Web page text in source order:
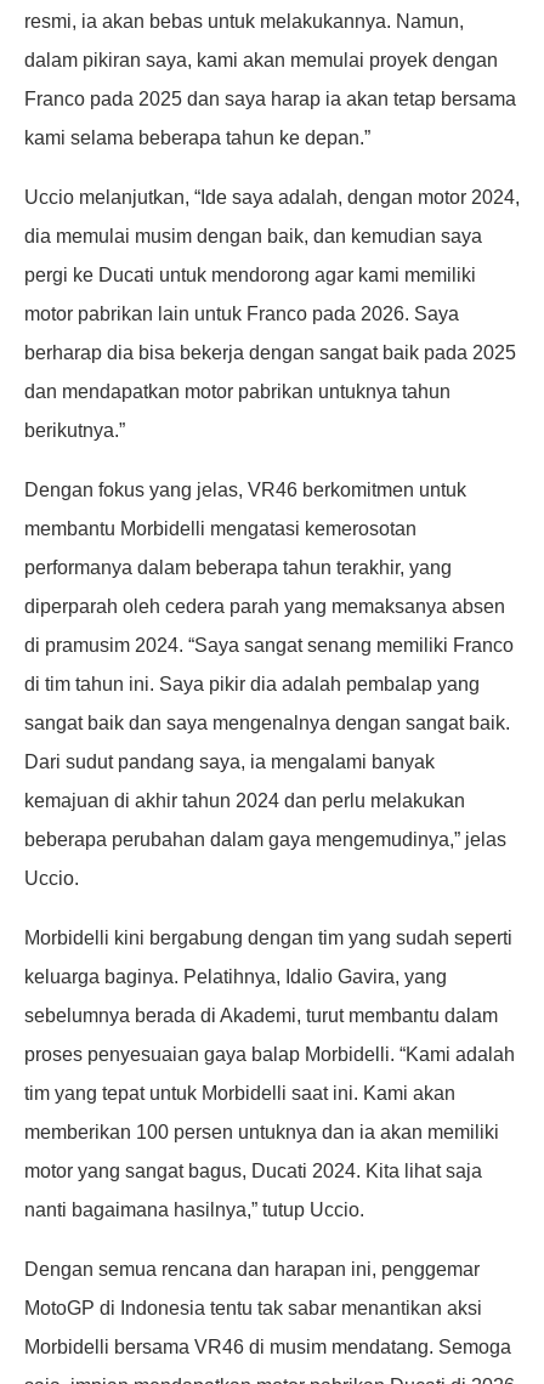
resmi, ia akan bebas untuk melakukannya. Namun,
dalam pikiran saya, kami akan memulai proyek dengan
Franco pada 2025 dan saya harap ia akan tetap bersama
kami selama beberapa tahun ke depan.”
Uccio melanjutkan, “Ide saya adalah, dengan motor 2024,
dia memulai musim dengan baik, dan kemudian saya
pergi ke Ducati untuk mendorong agar kami memiliki
motor pabrikan lain untuk Franco pada 2026. Saya
berharap dia bisa bekerja dengan sangat baik pada 2025
dan mendapatkan motor pabrikan untuknya tahun
berikutnya.”
Dengan fokus yang jelas, VR46 berkomitmen untuk
membantu Morbidelli mengatasi kemerosotan
performanya dalam beberapa tahun terakhir, yang
diperparah oleh cedera parah yang memaksanya absen
di pramusim 2024. “Saya sangat senang memiliki Franco
di tim tahun ini. Saya pikir dia adalah pembalap yang
sangat baik dan saya mengenalnya dengan sangat baik.
Dari sudut pandang saya, ia mengalami banyak
kemajuan di akhir tahun 2024 dan perlu melakukan
beberapa perubahan dalam gaya mengemudinya,” jelas
Uccio.
Morbidelli kini bergabung dengan tim yang sudah seperti
keluarga baginya. Pelatihnya, Idalio Gavira, yang
sebelumnya berada di Akademi, turut membantu dalam
proses penyesuaian gaya balap Morbidelli. “Kami adalah
tim yang tepat untuk Morbidelli saat ini. Kami akan
memberikan 100 persen untuknya dan ia akan memiliki
motor yang sangat bagus, Ducati 2024. Kita lihat saja
nanti bagaimana hasilnya,” tutup Uccio.
Dengan semua rencana dan harapan ini, penggemar
MotoGP di Indonesia tentu tak sabar menantikan aksi
Morbidelli bersama VR46 di musim mendatang. Semoga